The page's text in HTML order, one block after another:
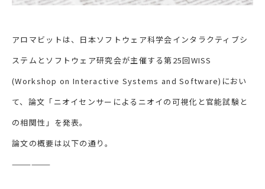
アロマビットは、日本ソフトウェア科学会インタラクティブシ
ステムとソフトウェア研究会が主催する第25回WISS
(Workshop on Interactive Systems and Software)におい
て、論文「ニオイセンサーによるニオイの可視化と官能試験と
の相関性」を発表。
論文の概要は以下の通り。
——————